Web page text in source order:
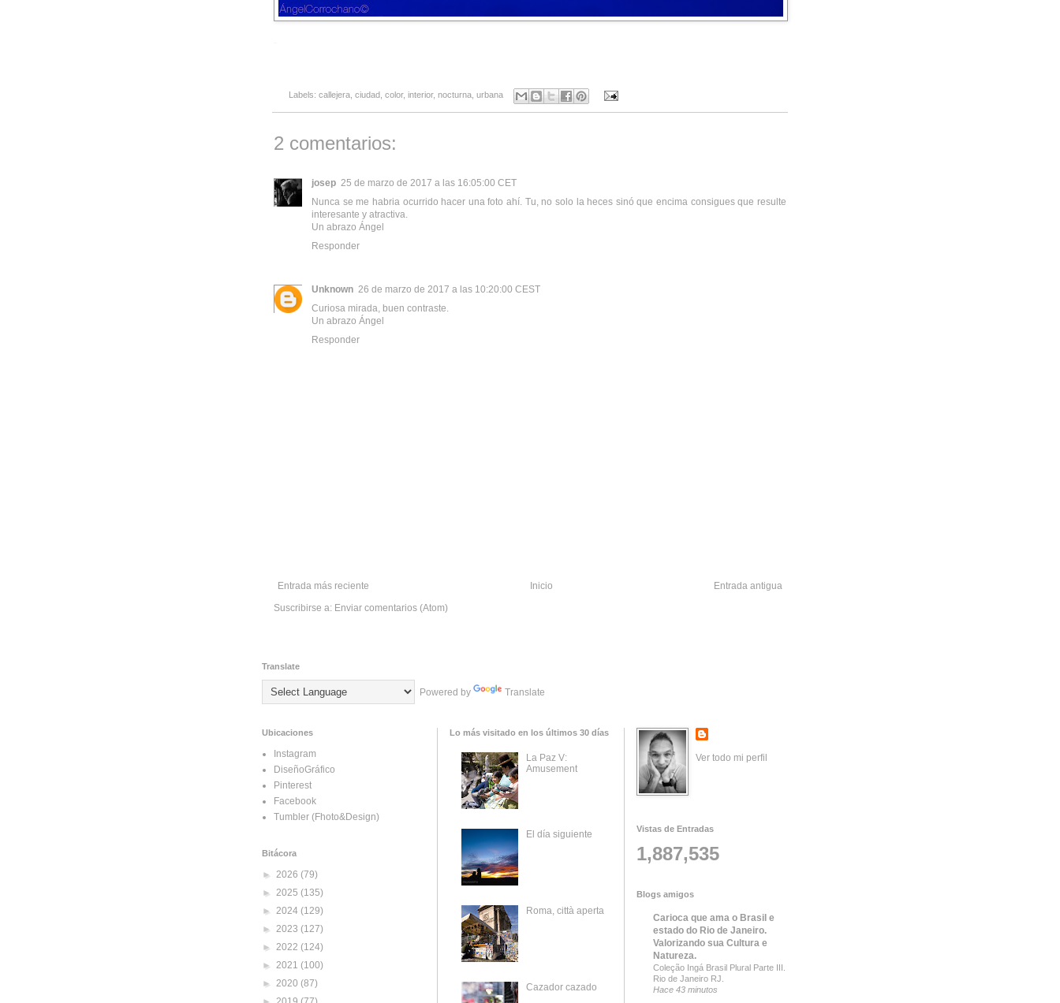
Labels: callejera, ciudad, color, interior, nocturna, urbana
2 comentarios:
josep 25 de marzo de 2017 a las 16:05:00 CET
Nunca se me habria ocurrido hacer una foto ahí. Tu, no solo la heces sinó que encima consigues que resulte
interesante y atractiva.
Un abrazo Ángel
Responder
Unknown 26 de marzo de 2017 a las 10:20:00 CEST
Curiosa mirada, buen contraste.
Un abrazo Ángel
Responder
Entrada más reciente Entrada antigua
Inicio
Suscribirse a: Enviar comentarios (Atom)
Translate
Powered by Translate
Ubicaciones
Instagram
DiseñoGráfico
Pinterest
Facebook
Tumbler (Fhoto&Design)
Bitácora
► 2026 (79)
► 2025 (135)
► 2024 (129)
► 2023 (127)
► 2022 (124)
► 2021 (100)
► 2020 (87)
Lo más visitado en los últimos 30 días
La Paz V:
Amusement
El día siguiente
Roma, città aperta
Cazador cazado
Ver todo mi perfil
Vistas de Entradas
1,887,535
Blogs amigos
Carioca que ama o Brasil e
estado do Rio de Janeiro.
Valorizando sua Cultura e
Natureza.
Coleção Ingá Brasil Plural Parte III.
Rio de Janeiro RJ.
Hace 43 minutos